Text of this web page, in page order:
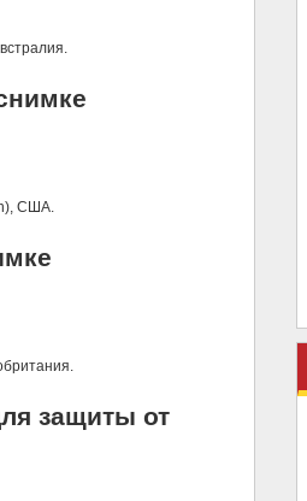
США.
защиты от